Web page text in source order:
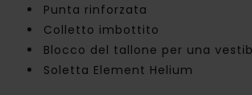
Punta rinforzata
Colletto imbottito
Blocco del tallone per una
Soletta Element Helium